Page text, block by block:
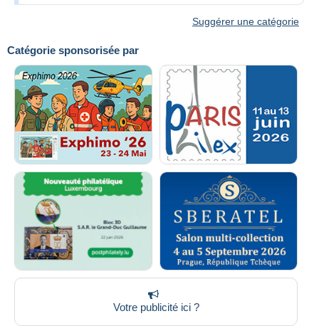
Catégorie sponsorisée par
Votre publicité ici ?
Suggérer une catégorie